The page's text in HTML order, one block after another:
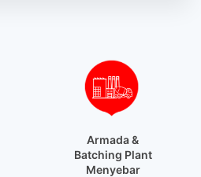
Armada &
Batching Plant
Menyebar